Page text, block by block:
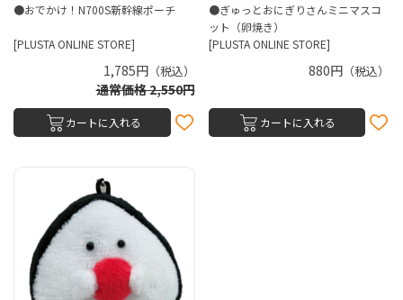
●おでかけ！N700S新幹線ポーチ
[PLUSTA ONLINE STORE]
1,785円（税込）
通常価格 2,550円
カートに入れる
●ぎゅっとおにぎりさんミニマスコ
ット（卵焼き）
[PLUSTA ONLINE STORE]
880円 （税込）
カートに入れる